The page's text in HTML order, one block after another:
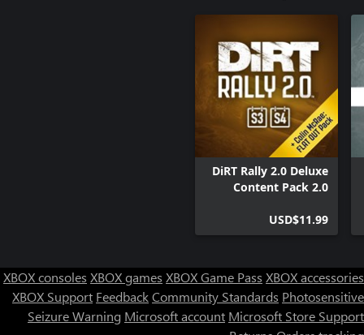
DiRT Rally 2.0 Deluxe
Content Pack 2.0
USD$11.99
XBOX consoles XBOX games XBOX Game Pass XBOX accessories
XBOX Support FeedbackCommunity Standards Photosensitive
Seizure Warning Microsoft account Microsoft Store Support